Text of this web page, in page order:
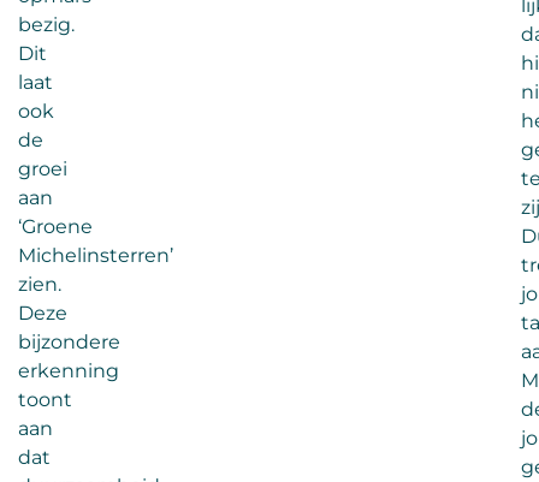
bezig.
Dit
laat
ook
de
groei
aan
‘Groene
Michelinsterren’
zien.
Deze
bijzondere
erkenning
toont
aan
dat